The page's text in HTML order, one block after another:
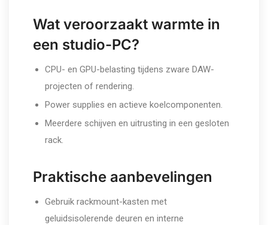
Wat veroorzaakt warmte in
een studio-PC?
CPU- en GPU-belasting tijdens zware DAW-
projecten of rendering.
Power supplies en actieve koelcomponenten.
Meerdere schijven en uitrusting in een gesloten
rack.
Praktische aanbevelingen
Gebruik rackmount-kasten met
geluidsisolerende deuren en interne